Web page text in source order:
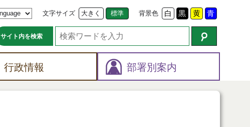
文字サイズ 大きく 標準 背景色 白 黒 黄 青
サイト内を検索
行政情報 部署別案内